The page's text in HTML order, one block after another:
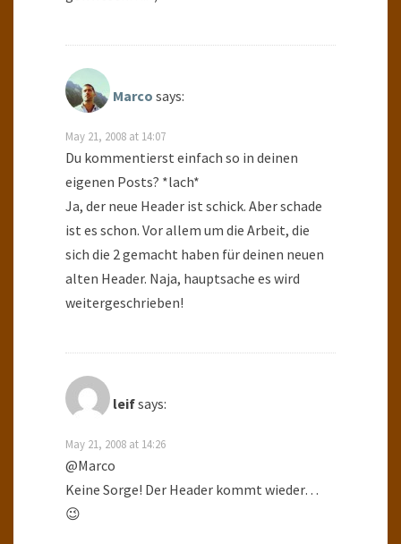
Marco says:
May 21, 2008 at 14:07
Du kommentierst einfach so in deinen
eigenen Posts? *lach*
Ja, der neue Header ist schick. Aber schade
ist es schon. Vor allem um die Arbeit, die
sich die 2 gemacht haben für deinen neuen
alten Header. Naja, hauptsache es wird
weitergeschrieben!
leifsays:
May 21, 2008 at 14:26
@Marco
Keine Sorge! Der Header kommt wieder…
😉